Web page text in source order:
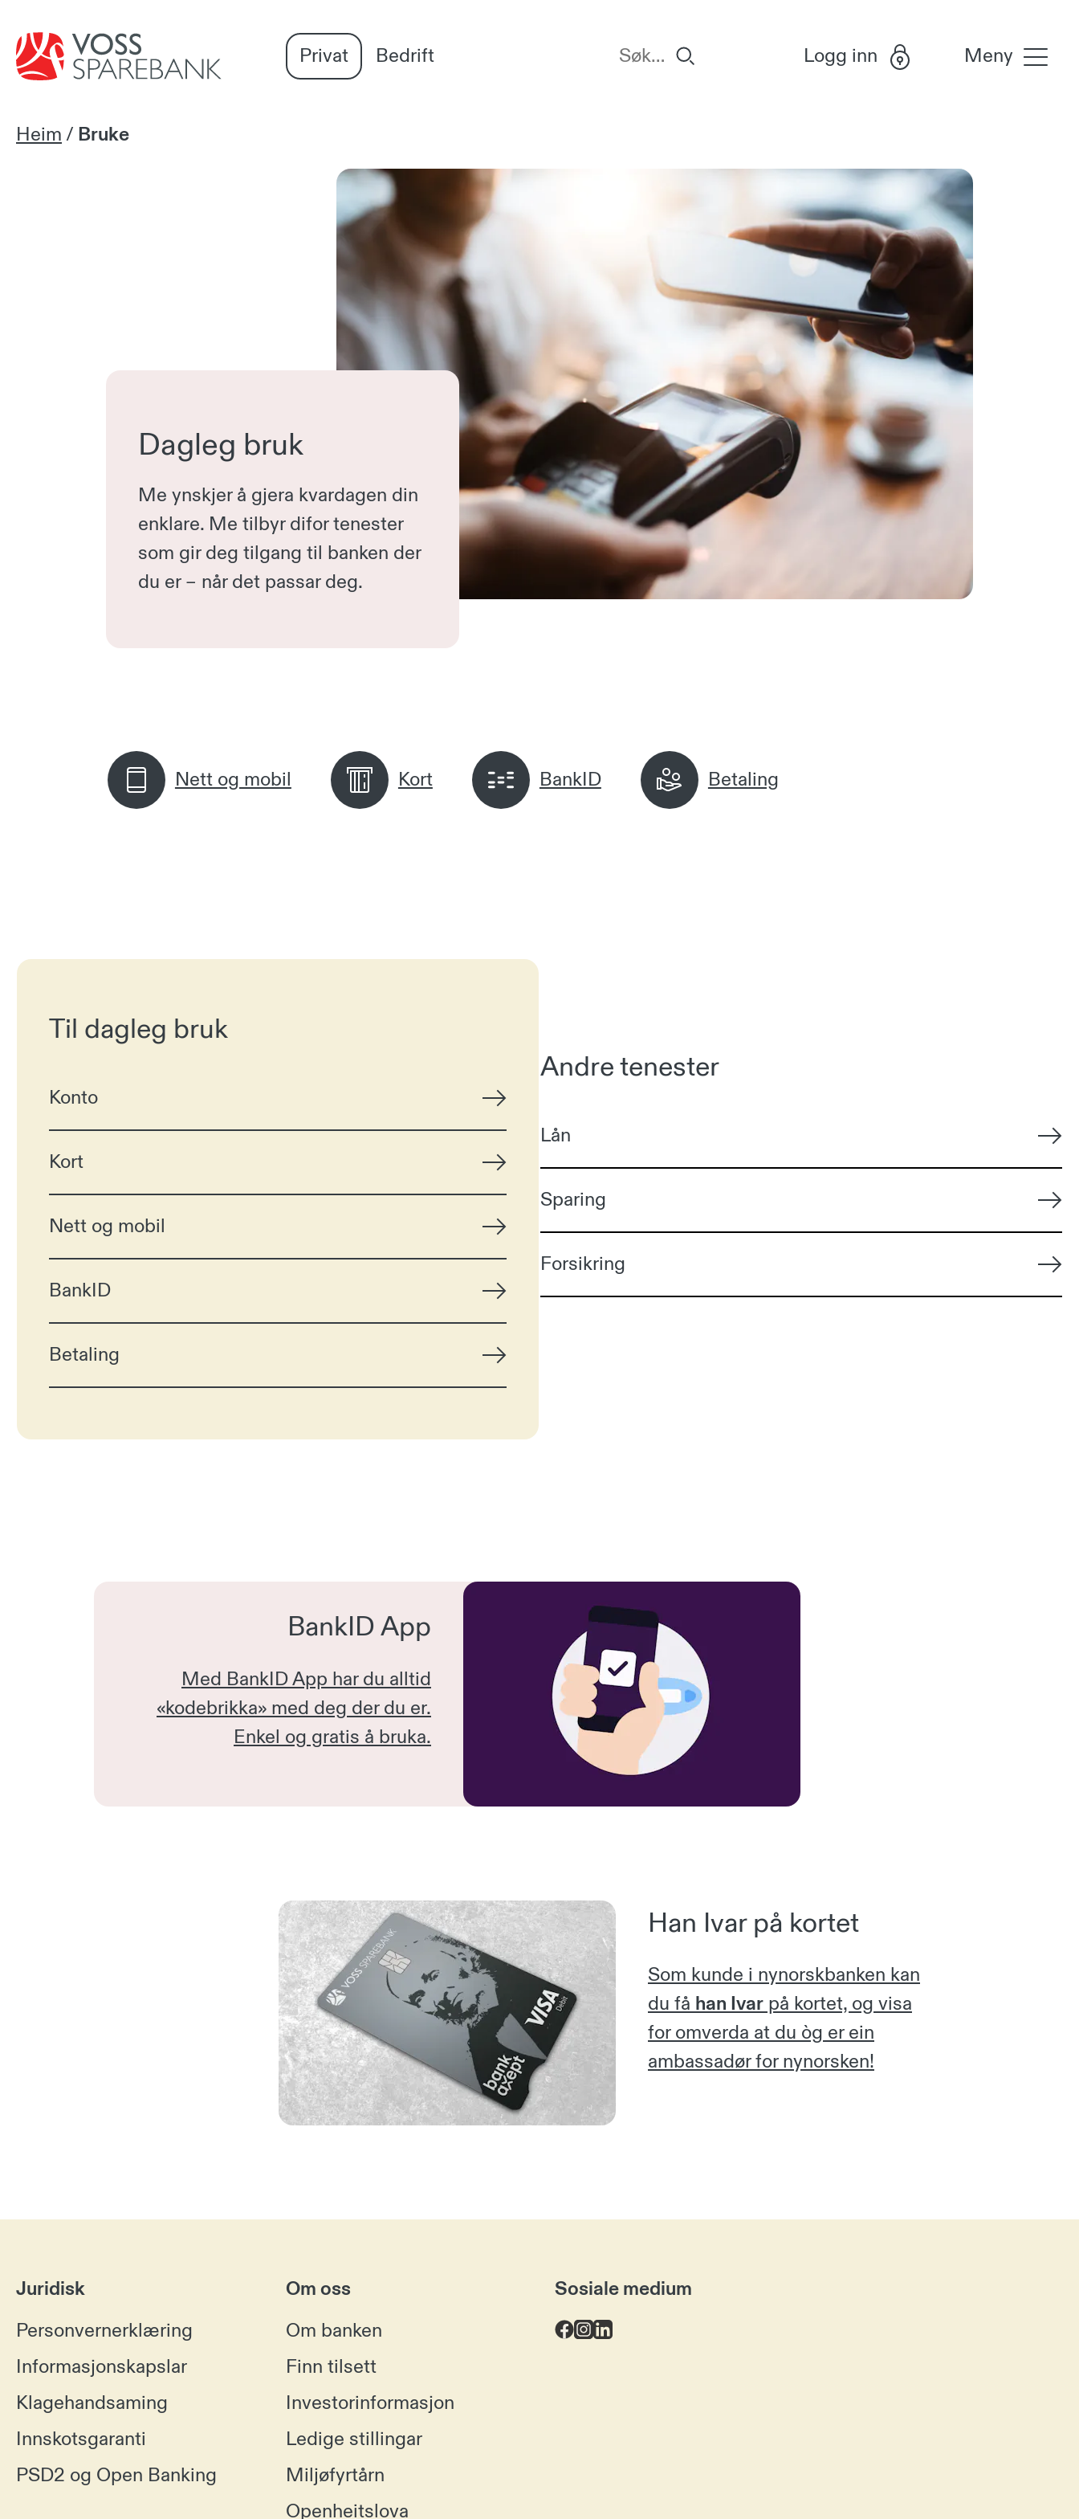
Sparebank
Privat Bedrift Logg inn Meny
Heim / Bruke
Dagleg bruk
Me ynskjer å gjera kvardagen din
enklare. Me tilbyr difor tenester
som gir deg tilgang til banken der
du er – når det passar deg.
Nett og mobil Kort BankID Betaling
Til dagleg bruk
Konto
Kort
Nett og mobil
BankID
Betaling
Andre tenester
Lån
Sparing
Forsikring
BankID App
Med BankID App har du alltid
«kodebrikka» med deg der du er.
Enkel og gratis å bruka.
Han Ivar på kortet
Som kunde i nynorskbanken kan
du få han Ivar på kortet, og visa
for omverda at du òg er ein
ambassadør for nynorsken!
Juridisk
Personvernerklæring
Informasjonskapslar
Klagehandsaming
Innskotsgaranti
PSD2 og Open Banking
Om oss
Om banken
Finn tilsett
Investorinformasjon
Ledige stillingar
Miljøfyrtårn
Openheitslova
Sosiale medium
Miljøfyrtårn-